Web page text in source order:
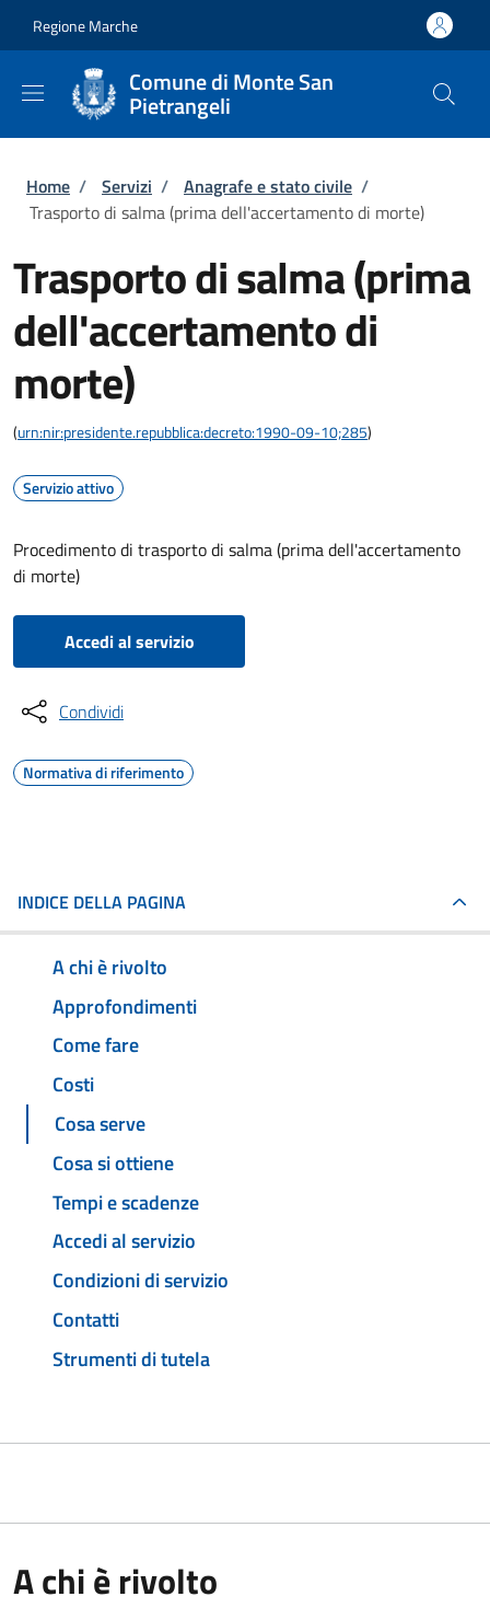
Regione Marche
Comune di Monte San
Pietrangeli
Briciole di pane
Home / Servizi / Anagrafe e stato civile /
Trasporto di salma (prima dell'accertamento di morte)
Trasporto di salma (prima
dell'accertamento di
morte)
(urn:nir:presidente.repubblica:decreto:1990-09-10;285)
Servizio attivo
Procedimento di trasporto di salma (prima dell'accertamento
di morte)
Accedi al servizio
Condividi
Normativa di riferimento
INDICE DELLA PAGINA
A chi è rivolto
Approfondimenti
Come fare
Costi
Cosa serve
Cosa si ottiene
Tempi e scadenze
Accedi al servizio
Condizioni di servizio
Contatti
Strumenti di tutela
A chi è rivolto